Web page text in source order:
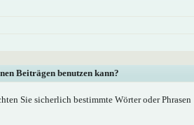
Beiträgen benutzen kann?
Sie sicherlich bestimmte Wörter oder Phrasen